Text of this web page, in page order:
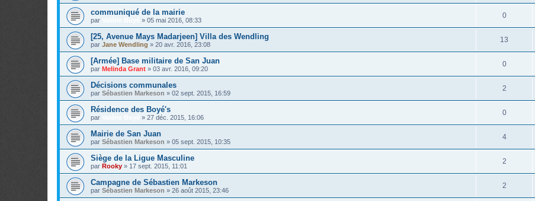
communiqué de la mairie
par » 05 mai 2016, 08:33
0
[25, Avenue Mays Madarjeen] Villa des Wendling
par Jane Wendling » 20 avr. 2016, 23:08
13
[Armée] Base militaire de San Juan
par Melinda Grant » 03 avr. 2016, 09:20
0
Décisions communales
par Sébastien Markeson » 02 sept. 2015, 16:59
2
Résidence des Boyé's
par » 27 déc. 2015, 16:06
0
Mairie de San Juan
par Sébastien Markeson » 05 sept. 2015, 10:35
4
Siège de la Ligue Masculine
par Rooky » 17 sept. 2015, 11:01
2
Campagne de Sébastien Markeson
par Sébastien Markeson » 26 août 2015, 23:46
2